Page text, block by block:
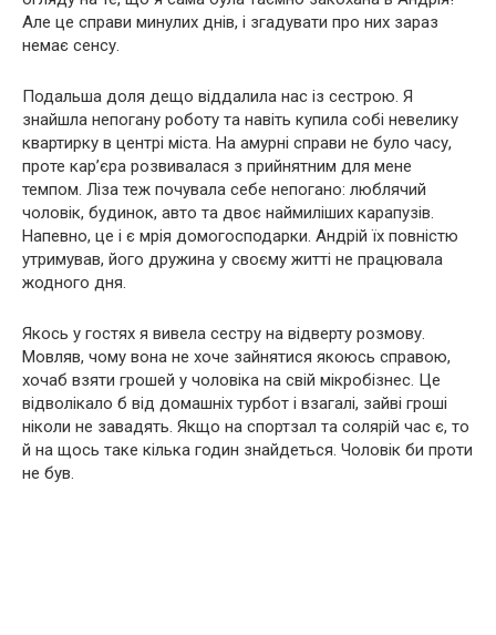
Але це справи минулих днів, і згадувати про них зараз
немає сенсу.
Подальша доля дещо віддалила нас із сестрою. Я
знайшла непогану роботу та навіть купила собі невелику
квартирку в центрі міста. На амурні справи не було часу,
проте кар’єра розвивалася з прийнятним для мене
темпом. Ліза теж почувала себе непогано: люблячий
чоловік, будинок, авто та двоє наймиліших карапузів.
Напевно, це і є мрія домогосподарки. Андрій їх повністю
утримував, його дружина у своєму житті не працювала
жодного дня.
Якось у гостях я вивела сестру на відверту розмову.
Мовляв, чому вона не хоче зайнятися якоюсь справою,
хочаб взяти грошей у чоловіка на свій мікробізнес. Це
відволікало б від домашніх турбот і взагалі, зайві гроші
ніколи не завадять. Якщо на спортзал та солярій час є, то
й на щось таке кілька годин знайдеться. Чоловік би проти
не був.